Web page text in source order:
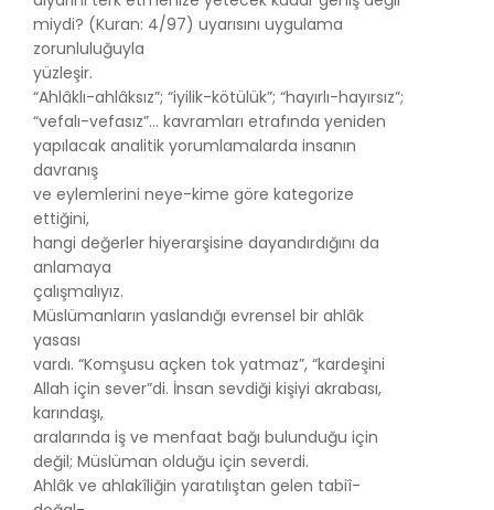
miydi? (Kuran: 4/97) uyarısını uygulama
zorunluluğuyla
yüzleşir.
“Ahlâklı-ahlâksız”; “iyilik-kötülük”; “hayırlı-hayırsız”;
“vefalı-vefasız”… kavramları etrafında yeniden
yapılacak analitik yorumlamalarda insanın
davranış
ve eylemlerini neye-kime göre kategorize
ettiğini,
hangi değerler hiyerarşisine dayandırdığını da
anlamaya
çalışmalıyız.
Müslümanların yaslandığı evrensel bir ahlâk
yasası
vardı. “Komşusu açken tok yatmaz”, “kardeşini
Allah için sever”di. İnsan sevdiği kişiyi akrabası,
karındaşı,
aralarında iş ve menfaat bağı bulunduğu için
değil; Müslüman olduğu için severdi.
Ahlâk ve ahlakîliğin yaratılıştan gelen tabiî-